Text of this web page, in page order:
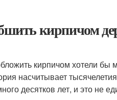
кирпичом
кирпичом хотели бы
насчитывает
десятков лет, и это не